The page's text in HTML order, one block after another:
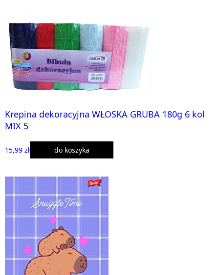
Krepina dekoracyjna WŁOSKA GRUBA 180g 6 kol
MIX 5
15,99 zł do koszyka